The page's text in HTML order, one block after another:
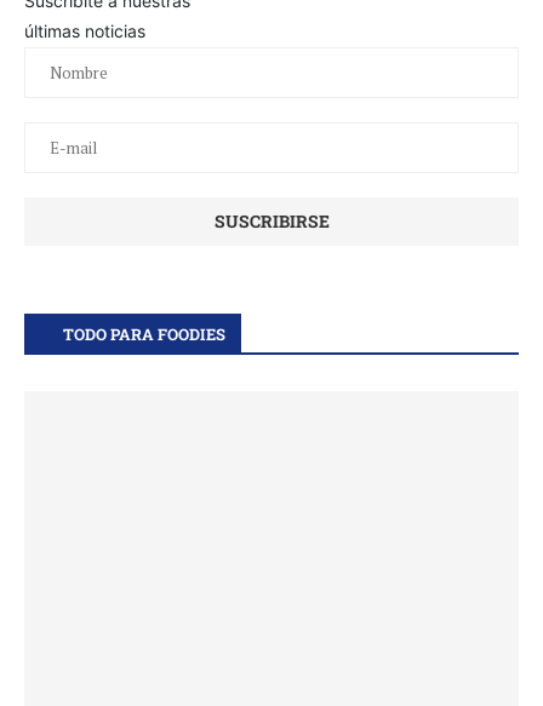
últimas noticias
TODO PARA FOODIES